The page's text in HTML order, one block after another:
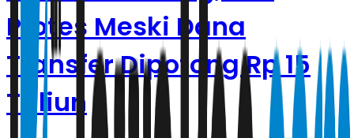
Protes Meski Dana
Transfer Dipotong Rp 15
Triliun